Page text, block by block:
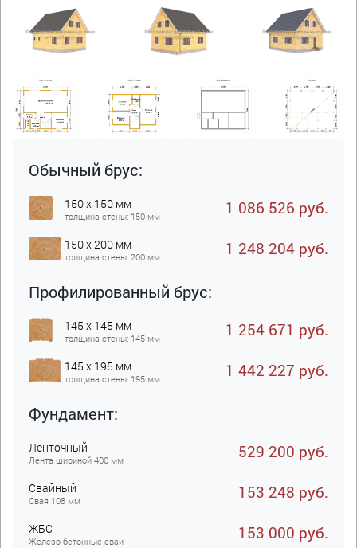
Обычный брус:
150 x 150 мм
толщина стены: 150 мм 1 086 526 руб.
150 x 200 мм
толщина стены: 200 мм 1 248 204 руб.
Профилированный брус:
145 x 145 мм
толщина стены: 145 мм 1 254 671 руб.
145 x 195 мм
толщина стены: 195 мм 1 442 227 руб.
Фундамент:
Ленточный
Лента шириной 400 мм 529 200 руб.
Свайный
Свая 108 мм 153 248 руб.
ЖБC
Железо-бетонные сваи 153 000 руб.